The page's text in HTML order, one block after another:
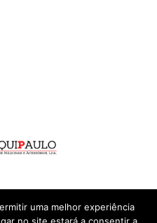
uma melhor experiência
no site estará a consentir a